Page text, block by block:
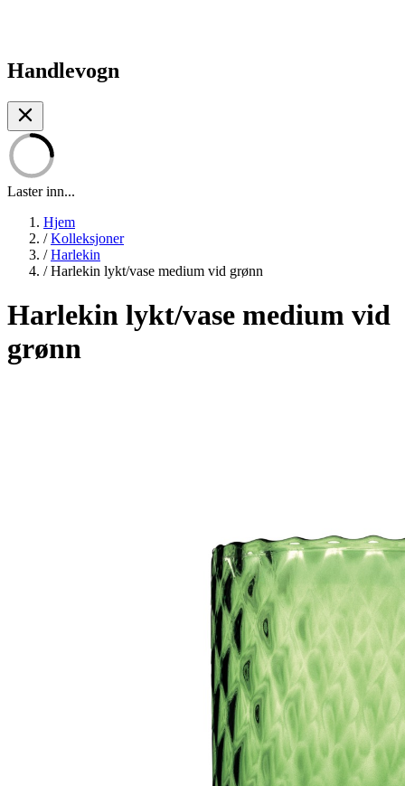
Handlevogn
Laster inn...
Hjem
/ Kolleksjoner
/ Harlekin
/ Harlekin lykt/vase medium vid grønn
Harlekin lykt/vase medium vid
grønn